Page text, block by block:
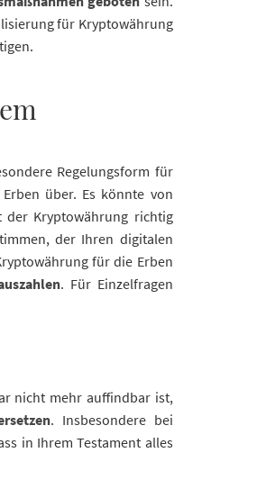
für Kryptowährung
Regelungsform für
über. Es könnte von
Kryptowährung richtig
der Ihren digitalen
für die Erben
. Für Einzelfragen
nicht mehr auffindbar ist,
. Insbesondere bei
in Ihrem Testament alles